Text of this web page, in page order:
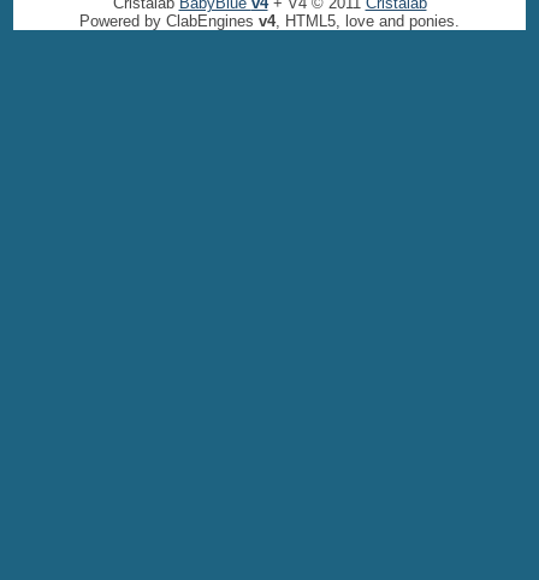
Powered by ClabEngines v4, HTML5, love and ponies.